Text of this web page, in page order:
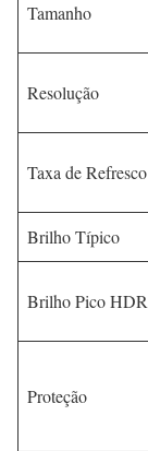
Tamanho
Resolução
Taxa de Refresco
Brilho Típico
Brilho Pico HDR
Proteção